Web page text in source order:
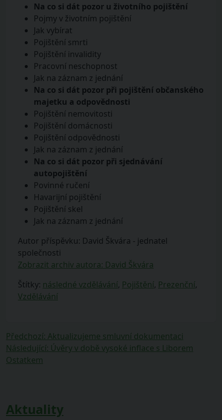
Na co si dát pozor u životního pojištění
Pojmy v životním pojištění
Jak vybírat
Pojištění smrti
Pojištění invalidity
Pracovní neschopnost
Jak na záznam z jednání
Na co si dát pozor při pojištění občanského
majetku a odpovědnosti
Pojištění nemovitosti
Pojištění domácnosti
Pojištění odpovědnosti
Jak na záznam z jednání
Na co si dát pozor při sjednávání
autopojištění
Povinné ručení
Havarijní pojištění
Pojištění skel
Jak na záznam z jednání
Autor příspěvku: David Škvára - jednatel
společnosti
Zobrazit archiv autora: David Škvára
Štítky: následné vzdělávání, Pojištění, Prezenční,
Vzdělávání
Navigace
pro
příspěvek
Předchozí: Předchozí
příspěvek:
Aktualizujeme smluvní dokumentaci
Následující: Následující
Úvěry v době vysoké inflace s Liborem
Ostatkem
Aktuality